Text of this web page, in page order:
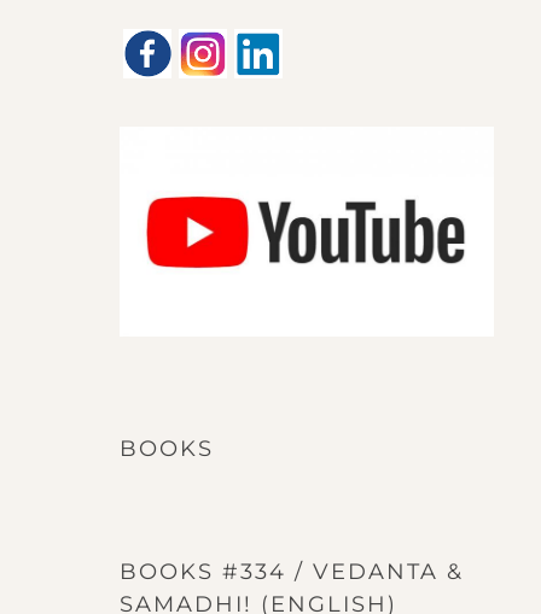
BOOKS
BOOKS #334 / VEDANTA &
SAMADHI! (ENGLISH)